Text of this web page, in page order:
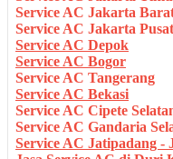
Service AC Jakarta
Service AC Jakarta Pusat
Service AC Depok
Service AC Bogor
Service AC Tangerang
Service AC Bekasi
Service AC Cipete
Service AC Gandaria
Service AC Jatipadang -